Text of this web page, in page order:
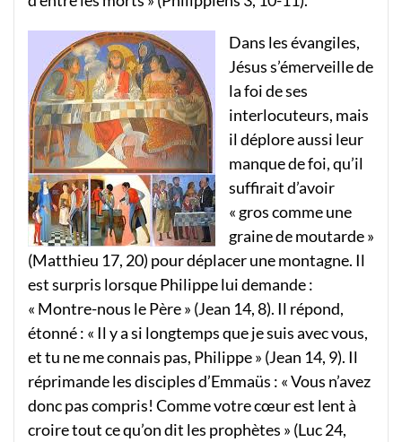
Dans les évangiles,
Jésus s’émerveille de
la foi de ses
interlocuteurs, mais
il déplore aussi leur
manque de foi, qu’il
suffirait d’avoir
« gros comme une
graine de moutarde »
(Matthieu 17, 20) pour déplacer une montagne. Il
est surpris lorsque Philippe lui demande :
« Montre-nous le Père » (Jean 14, 8). Il répond,
étonné : « Il y a si longtemps que je suis avec vous,
et tu ne me connais pas, Philippe » (Jean 14, 9). Il
réprimande les disciples d’Emmaüs : « Vous n’avez
donc pas compris! Comme votre cœur est lent à
croire tout ce qu’on dit les prophètes » (Luc 24,